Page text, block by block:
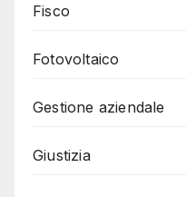
Fisco
Fotovoltaico
Gestione aziendale
Giustizia